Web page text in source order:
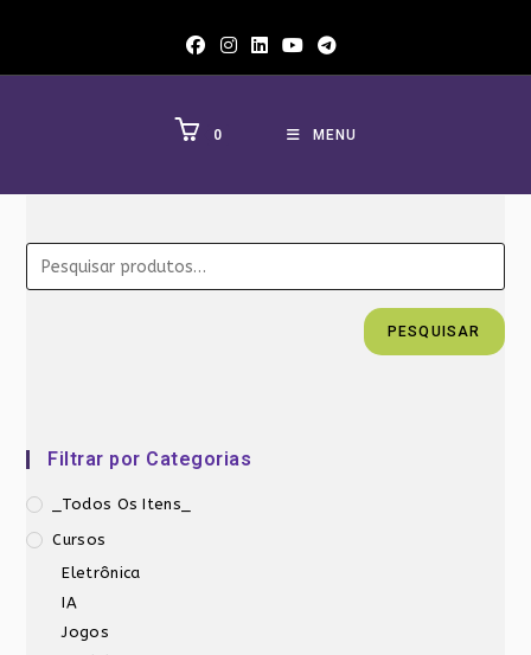
0 MENU
PESQUISAR
Filtrar por Categorias
_Todos Os Itens_
Cursos
Eletrônica
IA
Jogos